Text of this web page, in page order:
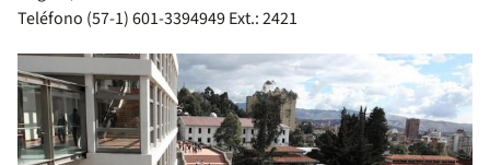
Teléfono (57-1) 601-3394949 Ext.: 2421